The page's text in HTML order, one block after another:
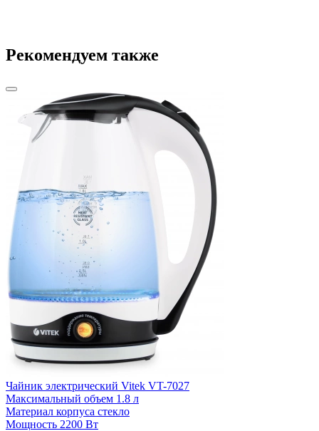
Рекомендуем также
Чайник электрический Vitek VT-7027
Максимальный объем 1.8 л
Материал корпуса стекло
Мощность 2200 Вт